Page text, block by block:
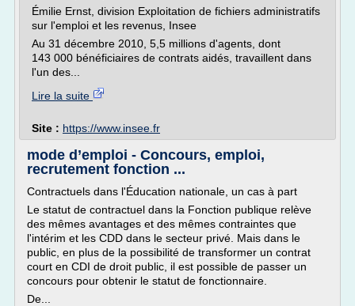
Émilie Ernst, division Exploitation de fichiers administratifs
sur l'emploi et les revenus, Insee
Au 31 décembre 2010, 5,5 millions d'agents, dont
143 000 bénéficiaires de contrats aidés, travaillent dans
l'un des...
Lire la suite
Site : https://www.insee.fr
mode d’emploi - Concours, emploi,
recrutement fonction ...
Contractuels dans l'Éducation nationale, un cas à part
Le statut de contractuel dans la Fonction publique relève
des mêmes avantages et des mêmes contraintes que
l'intérim et les CDD dans le secteur privé. Mais dans le
public, en plus de la possibilité de transformer un contrat
court en CDI de droit public, il est possible de passer un
concours pour obtenir le statut de fonctionnaire.
De...